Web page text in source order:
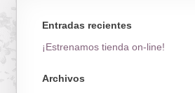
Entradas recientes
¡Estrenamos tienda on-line!
Archivos